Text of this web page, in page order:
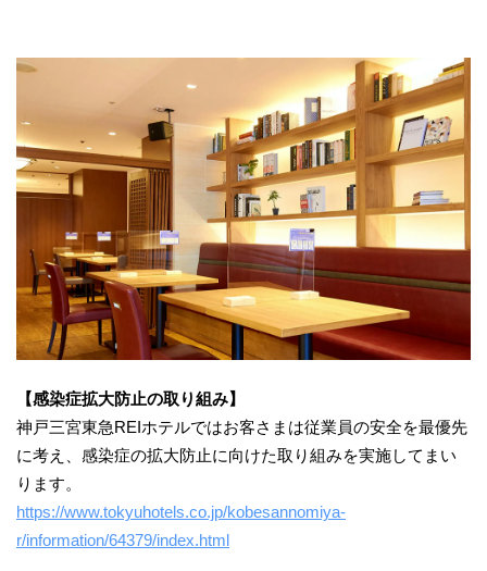
【感染症拡大防止の取り組み】
神戸三宮東急REIホテルではお客さまは従業員の安全を最優先
に考え、感染症の拡大防止に向けた取り組みを実施してまい
ります。
https://www.tokyuhotels.co.jp/kobesannomiya-
r/information/64379/index.html